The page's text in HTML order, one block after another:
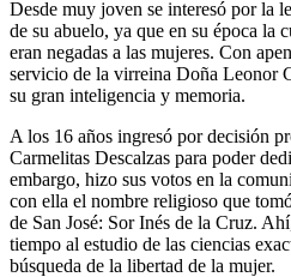
Desde muy joven se interesó por la
de su abuelo, ya que en su época la
eran negadas a las mujeres. Con
servicio de la virreina Doña Leonor
su gran inteligencia y memoria.
A los 16 años ingresó por decisión
Carmelitas Descalzas para poder
embargo, hizo sus votos en la
con ella el nombre religioso que
de San José: Sor Inés de la Cruz.
tiempo al estudio de las ciencias
búsqueda de la libertad de la mujer.